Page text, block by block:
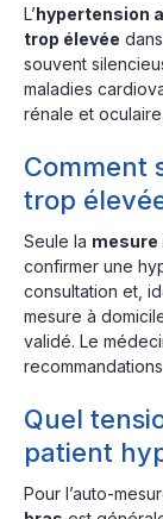
L’hypertension
trop élevée
souvent
maladies
rénale et oculaire.
Comment
trop
Seule la mesure
confirmer une
consultation et,
mesure à
validé. Le
Quel
patient
Pour l’auto-